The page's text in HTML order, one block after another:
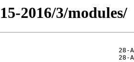
2016/3/modules/